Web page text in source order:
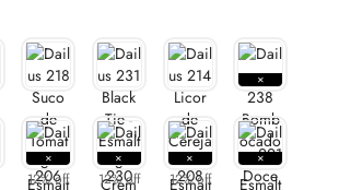
12% off 12% off 12% off